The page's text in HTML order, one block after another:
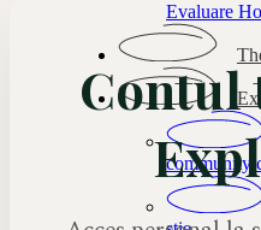
Evaluare
community
Contul